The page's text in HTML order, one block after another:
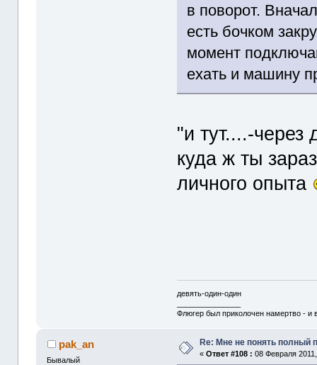
в поворот.
есть бочком
момент
ехать и машину
"и тут....-через
куда ж ты
личного опыта
девять-один-один
Флюгер был приколочен намертво - и
pak_an
Бывалый
Re: Мне не понять полный
«Ответ #108 : 08 Февраля